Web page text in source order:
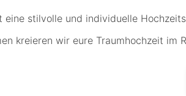
eine stilvolle und individuelle
kreieren wir eure Traumhochzeit im